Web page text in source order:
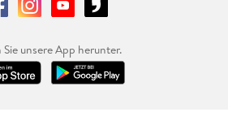
Sie unsere App herunter.